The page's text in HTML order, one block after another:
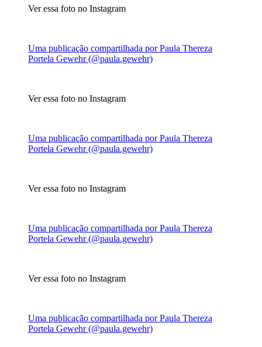
Ver essa foto no Instagram
Uma publicação compartilhada por Paula Thereza
Portela Gewehr (@paula.gewehr)
Ver essa foto no Instagram
Uma publicação compartilhada por Paula Thereza
Portela Gewehr (@paula.gewehr)
Ver essa foto no Instagram
Uma publicação compartilhada por Paula Thereza
Portela Gewehr (@paula.gewehr)
Ver essa foto no Instagram
Uma publicação compartilhada por Paula Thereza
Portela Gewehr (@paula.gewehr)